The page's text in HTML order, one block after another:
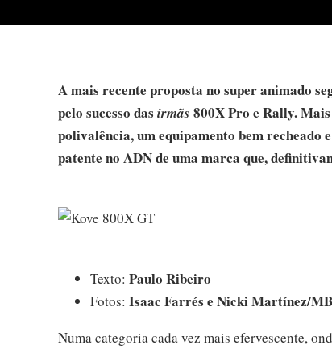
A mais recente proposta no super animado
pelo sucesso das irmãs 800X Pro e Rally.
polivalência, um equipamento bem
patente no ADN de uma marca que,
Texto: Paulo Ribeiro
Fotos: Isaac Farrés e Nicki Martínez/
Numa categoria cada vez mais efervescente,